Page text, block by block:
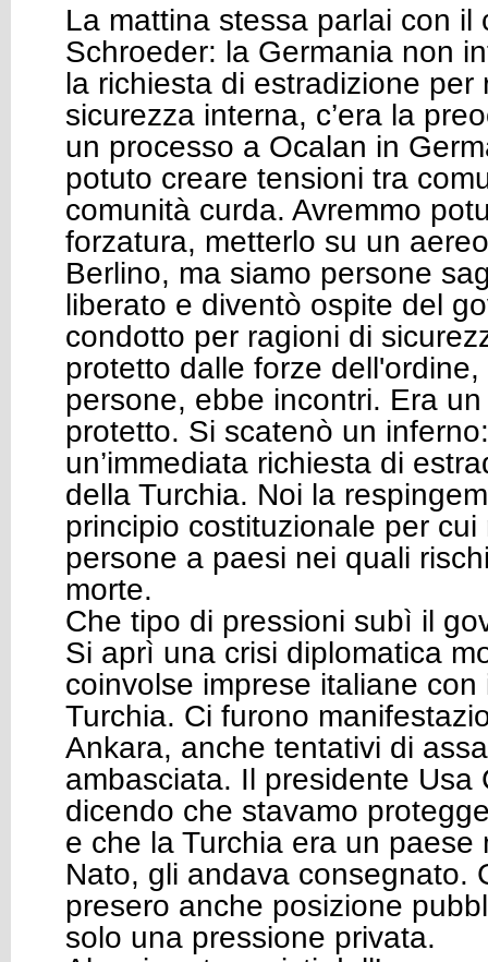
La mattina stessa parlai con il
Schroeder: la Germania non
la richiesta di estradizione per
sicurezza interna, c’era la
un processo a Ocalan in
potuto creare tensioni tra
comunità curda. Avremmo
forzatura, metterlo su un
Berlino, ma siamo persone
liberato e diventò ospite del
condotto per ragioni di
protetto dalle forze
persone, ebbe incontri. Era
protetto. Si scatenò un
un’immediata richiesta di
della Turchia. Noi la
principio costituzionale per
persone a paesi nei quali
morte.
Che tipo di pressioni subì il
Si aprì una crisi diplomatica
coinvolse imprese italiane con
Turchia. Ci furono
Ankara, anche tentativi di
ambasciata. Il presidente Usa
dicendo che stavamo
e che la Turchia era un paese
Nato, gli andava consegnato.
presero anche posizione
solo una pressione privata.